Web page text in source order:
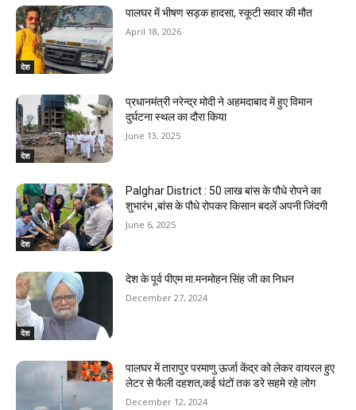
देश
पालघर में भीषण सड़क हादसा, स्कूटी सवार की मौत
April 18, 2026
देश
प्रधानमंत्री नरेन्द्र मोदी ने अहमदाबाद में हुए विमान
दुर्घटना स्थल का दौरा किया
June 13, 2025
देश
Palghar District : 50 लाख बांस के पौधे रोपने का
शुभारंभ ,बांस के पौधे रोपकर किसान बदलें अपनी जिंदगी
June 6, 2025
देश
देश के पूर्व पीएम मा.मनमोहन सिंह जी का निधन
December 27, 2024
पालघर में तारापुर परमाणु ऊर्जा केंद्र को लेकर वायरल हुए
लेटर से फैली दहशत,कई घंटों तक डरे सहमे रहे लोग
December 12, 2024